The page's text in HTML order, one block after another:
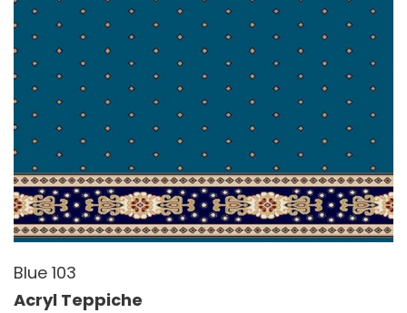
Blue 103
Acryl Teppiche